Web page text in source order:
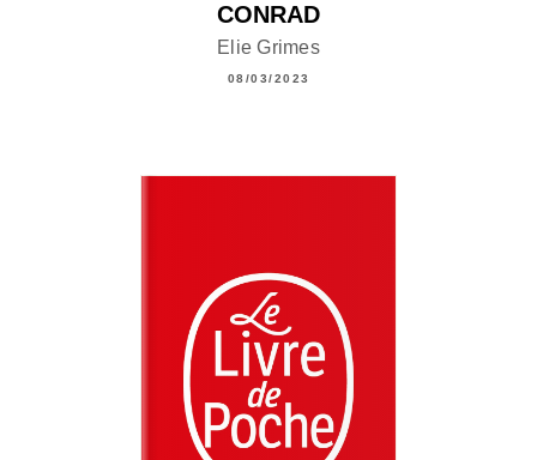
CONRAD
Elie Grimes
08/03/2023